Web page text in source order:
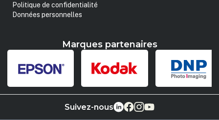
Politique de confidentialité
Données personnelles
Marques partenaires
Suivez-nous